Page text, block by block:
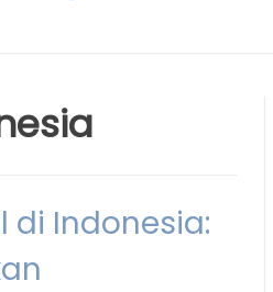
di Indonesia: